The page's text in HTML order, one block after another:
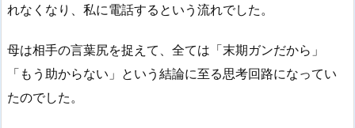
れなくなり、私に電話するという流れでした。
母は相手の言葉尻を捉えて、全ては「末期ガンだから」
「もう助からない」という結論に至る思考回路になってい
たのでした。